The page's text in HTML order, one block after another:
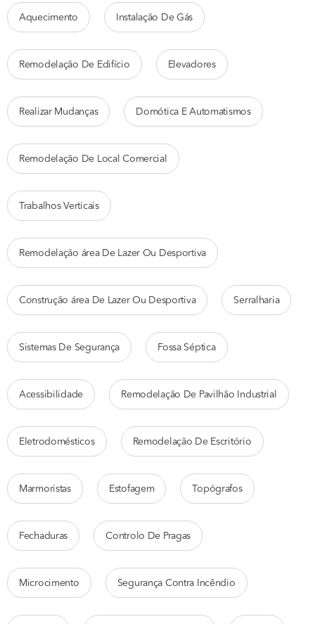
Aquecimento Instalação De Gás
Remodelação De Edifício Elevadores
Realizar Mudanças Domótica E Automatismos
Remodelação De Local Comercial
Trabalhos Verticais
Remodelação área De Lazer Ou Desportiva
Construção área De Lazer Ou Desportiva Serralharia
Sistemas De Segurança Fossa Séptica
Acessibilidade Remodelação De Pavilhão Industrial
Eletrodomésticos Remodelação De Escritório
Marmoristas Estofagem Topógrafos
Fechaduras Controlo De Pragas
Microcimento Segurança Contra Incêndio